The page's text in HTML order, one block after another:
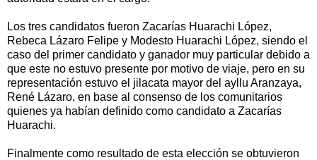
Los tres candidatos fueron Zacarías Huarachi López,
Rebeca Lázaro Felipe y Modesto Huarachi López, siendo el
caso del primer candidato y ganador muy particular debido a
que este no estuvo presente por motivo de viaje, pero en su
representación estuvo el jilacata mayor del ayllu Aranzaya,
René Lázaro, en base al consenso de los comunitarios
quienes ya habían definido como candidato a Zacarías
Huarachi.
Finalmente como resultado de esta elección se obtuvieron